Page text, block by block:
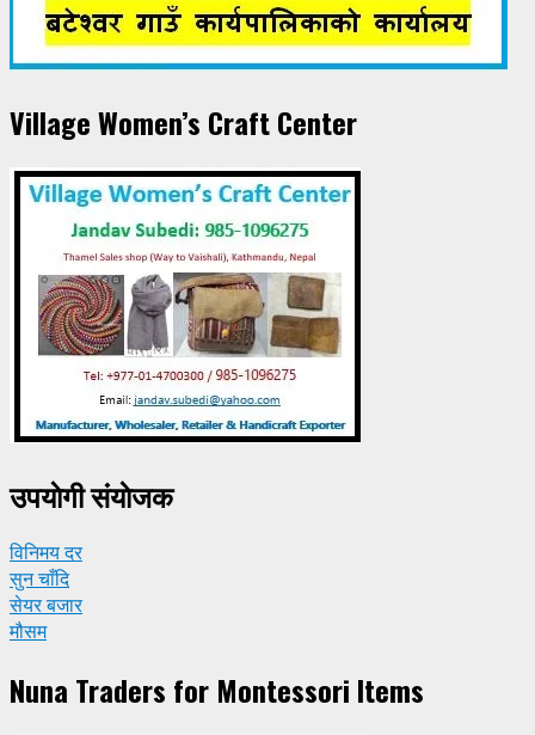
Village Women’s Craft Center
उपयाेगी संयाेजक
विनिमय दर
सुन चाँदि
सेयर बजार
मौसम
Nuna Traders for Montessori Items